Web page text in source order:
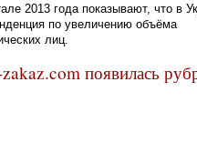
2013 года показывают, что в
по увеличению объёма
лиц.
появилась